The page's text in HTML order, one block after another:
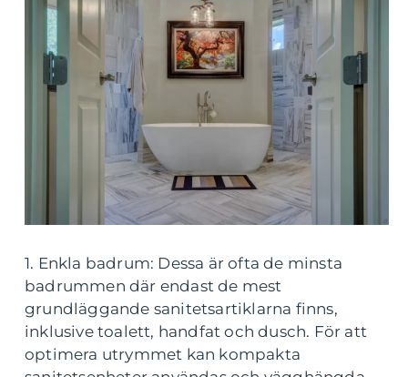
1. Enkla badrum: Dessa är ofta de minsta
badrummen där endast de mest
grundläggande sanitetsartiklarna finns,
inklusive toalett, handfat och dusch. För att
optimera utrymmet kan kompakta